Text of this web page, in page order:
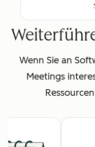
Wenn Sie an
Meetings